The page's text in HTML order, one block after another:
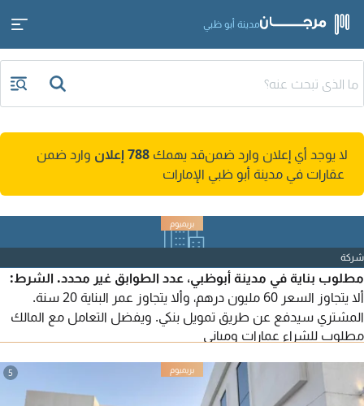
مدينة أبو ظبي
لا يوجد أي إعلان وارد ضمنقد يهمك 788 إعلان
وارد ضمن
عقارات في مدينة أبو ظبي الإمارات
شركة
مطلوب بناية في مدينة أبوظبي، عدد الطوابق غير محدد. الشرط:
ألا يتجاوز السعر 60 مليون درهم، وألا يتجاوز عمر البناية 20 سنة.
المشتري سيدفع عن طريق تمويل بنكي. ويفضل التعامل مع المالك
مباشرة.
مطلوب للشراء عمارات ومباني
5